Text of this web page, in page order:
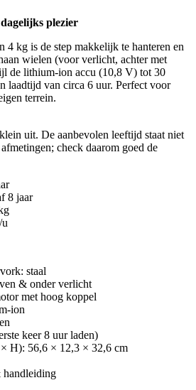
plezier
kg is de step makkelijk te hanteren en
wielen (voor verlicht, achter met
de lithium-ion accu (10,8 V) tot 30
laadtijd van circa 6 uur. Perfect voor
terrein.
uit. De aanbevolen leeftijd staat niet
check daarom goed de
8 jaar
staal
& onder verlicht
met hoog koppel
ion
keer 8 uur laden)
H): 56,6 × 12,3 × 32,6 cm
handleiding